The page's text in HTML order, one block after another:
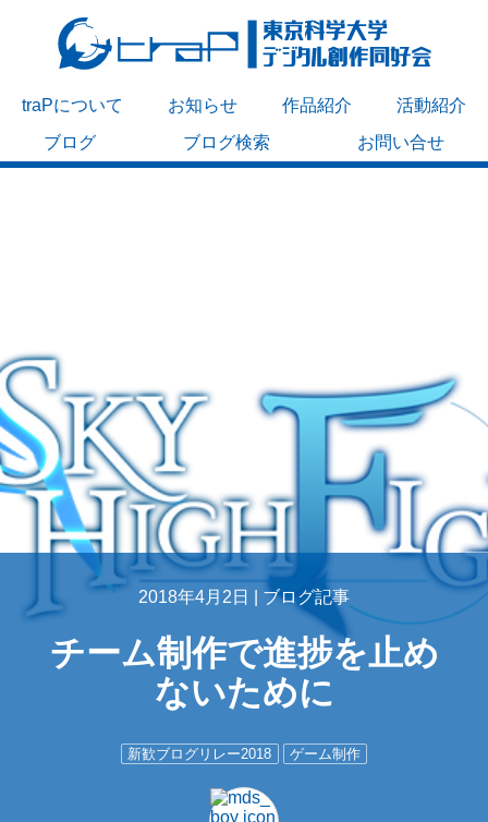
traPについて お知らせ 作品紹介
活動紹介
ブログ
ブログ検索 お問い合せ
2018年4月2日 | ブログ記事
チーム制作で進捗を止め
ないために
新歓ブログリレー2018 ゲーム制作